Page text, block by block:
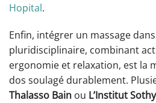
Hopital.
Enfin, intégrer un massage
pluridisciplinaire, combinant
ergonomie et relaxation, est la
dos soulagé durablement.
Thalasso Bain ou L’Institut